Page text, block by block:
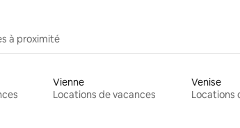
à proximité
Vienne
Locations de vacances
Venise
Locations